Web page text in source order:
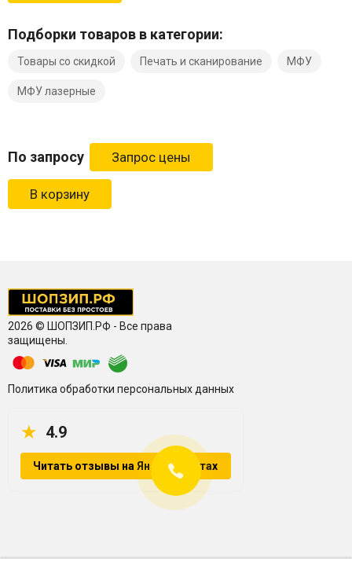
Подборки товаров в категории:
Товары со скидкой Печать и сканирование МФУ
МФУ лазерные
По запросу
В корзину
2026 © ШОПЗИП.РФ - Все права
защищены.
Политика обработки персональных данных
★ 4.9
Читать отзывы на Яндекс.Картах